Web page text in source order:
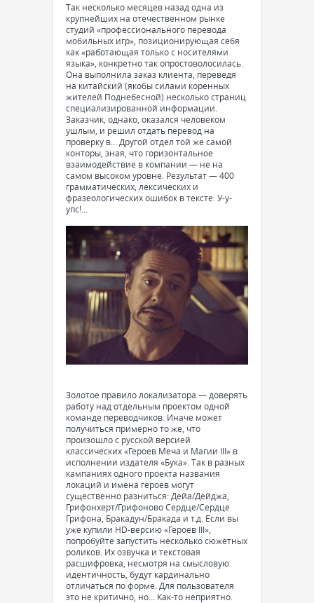
Так несколько месяцев назад одна из
крупнейших на отечественном рынке
студий «профессионального перевода
мобильных игр», позиционирующая себя
как «работающая только с носителями
языка», конкретно так опростоволосилась.
Она выполнила заказ клиента, переведя
на китайский (якобы силами коренных
жителей Поднебесной) несколько страниц
специализированной информации.
Заказчик, однако, оказался человеком
ушлым, и решил отдать перевод на
проверку в… Другой отдел той же самой
конторы, зная, что горизонтальное
взаимодействие в компании — не на
самом высоком уровне. Результат — 400
грамматических, лексических и
фразеологических ошибок в тексте. У-у-
упс!...
Золотое правило локализатора — доверять
работу над отдельным проектом одной
команде переводчиков. Иначе может
получиться примерно то же, что
произошло с русской версией
классических «Героев Меча и Магии III» в
исполнении издателя «Бука». Так в разных
кампаниях одного проекта названия
локаций и имена героев могут
существенно разниться: Дейа/Дейджа,
Грифонхерт/Грифоново Сердце/Сердце
Грифона, Бракадун/Бракада и т.д. Если вы
уже купили HD-версию «Героев III»,
попробуйте запустить несколько сюжетных
роликов. Их озвучка и текстовая
расшифровка, несмотря на смысловую
идентичность, будут кардинально
отличаться по форме. Для пользователя
это не критично, но… Как-то неприятно.